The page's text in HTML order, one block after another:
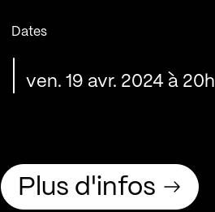
Dates
ven. 19 avr. 2024 à 20h
Plus d'infos